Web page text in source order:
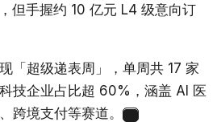
但手握约 10 亿元 L4 级意向订
「超级递表周」，单周共 17 家
技企业占比超 60%，涵盖 AI 医
跨境支付等赛道。